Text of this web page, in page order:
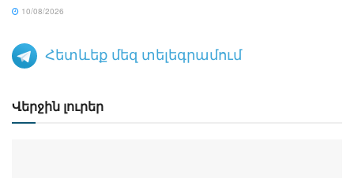
10/08/2026
Հետևեք մեզ տելեգրամում
Վերջին լուրեր